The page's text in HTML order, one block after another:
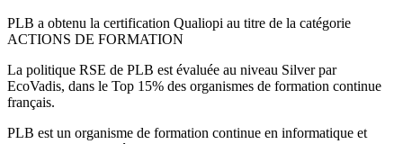
PLB a obtenu la certification Qualiopi au titre de la catégorie
ACTIONS DE FORMATION
La politique RSE de PLB est évaluée au niveau Silver par
EcoVadis, dans le Top 15% des organismes de formation continue
français.
PLB est un organisme de formation continue en informatique et